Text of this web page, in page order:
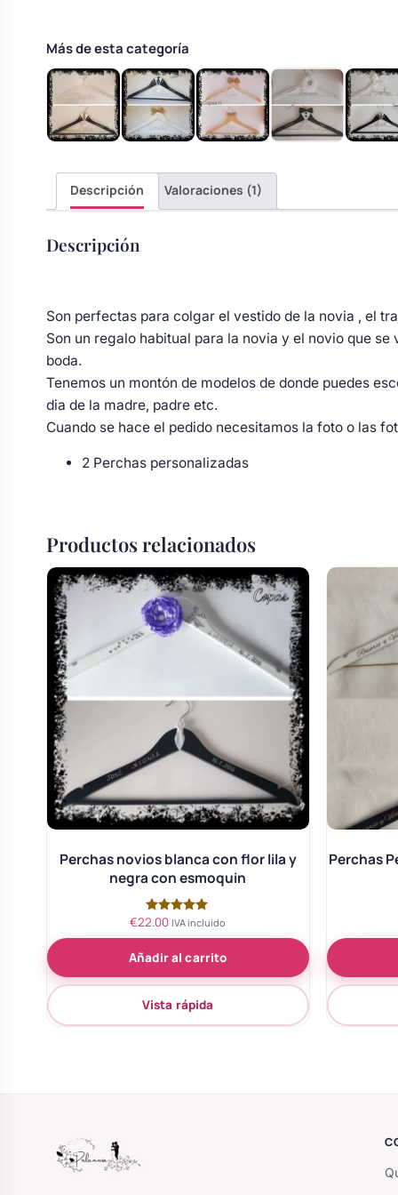
alianzas
damas de honor
bebé boda
Rasca y Gana para Comunión:
Sorpresas y Diversión
Neceseres personalizados
Más de esta categoría
Descripción Valoraciones (1)
Descripción
Son perfectas para colgar el vestido de la novia , el
Son un regalo habitual para la novia y el novio que
boda.
Tenemos un montón de modelos de donde puedes
dia de la madre, padre etc.
Cuando se hace el pedido necesitamos la foto o las
2 Perchas personalizadas
Productos relacionados
Perchas novios blanca con flor lila y
negra con esmoquin
Valorado
de 5
€22.00 IVA incluido
Añadir al carrito
Vista rápida
Perchas